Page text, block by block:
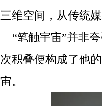
三维空间，从传统
“笔触宇宙”并非
次积叠便构成了他
宙。